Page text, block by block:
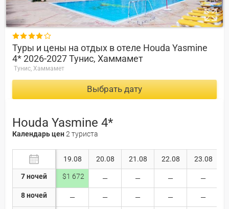

Туры и цены на отдых в отеле Houda Yasmine
4* 2026-2027 Тунис, Хаммамет
Тунис, Хаммамет
Выбрать дату
Houda Yasmine 4*
Календарь цен2 туриста
7 ночей
8 ночей
19.08 20.08 21.08 22.08 23.08
$1 672